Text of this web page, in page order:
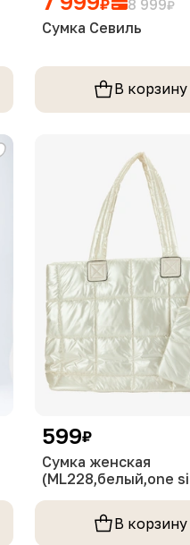
₽ 8 999₽
Сумка Севиль
В корзину
599₽
Сумка женская
(ML228,белый,one
В корзину